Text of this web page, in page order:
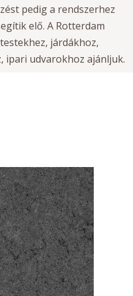
pedig a rendszerhez
elő. A Rotterdam
járdákhoz,
ipari udvarokhoz ajánljuk.